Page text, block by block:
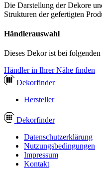
Die Darstellung der Dekore
Strukturen der gefertigten
Händlerauswahl
Dieses Dekor ist bei
Händler in Ihrer Nähe finden
Dekorfinder
Hersteller
Dekorfinder
Datenschutzerklärung
Nutzungsbedingungen
Impressum
Kontakt